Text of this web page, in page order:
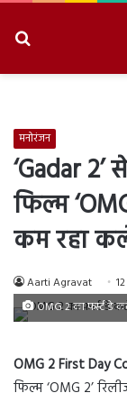
मनोरंजन
‘Gadar
फिल्म
कम रहा
Aarti Agravat
OMG 2 का फर्स्ट डे
OMG 2 First Day